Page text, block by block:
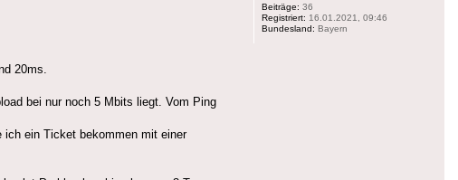
Beiträge: 36
Registriert: 16.01.2021, 09:46
Bundesland: Bayern
20ms.
bei nur noch 5 Mbits liegt. Vom Ping
ich ein Ticket bekommen mit einer